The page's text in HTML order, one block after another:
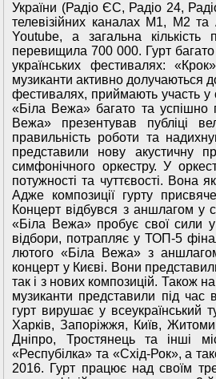
України (Радіо ЄС, Радіо 24,
телевізійних каналах М1, М2 та
Youtube, а загальна
перевищила 700 000. Гурт
українських фестивалях:
музиканти активно долучаються
фестивалях, приймають участь у
«Біла Вежа» багато та успішно
Вежа» презентував публіці
правильність роботи та
представили нову акустичну
симфонічного оркестру. У
потужності та чуттєвості. Вона
Адже композиції гурту
Концерт відбувся з аншлагом у
«Біла Вежа» пробує свої сили
відбори, потрапляє у ТОП-5
лютого «Біла Вежа» з
концерт у Києві. Вони
так і з нових композицій. Також
музиканти представили під час
гурт вирушає у всеукраїнський
Харків, Запоріжжя, Київ,
Дніпро, Тростянець та інші
«Респубілка» та «Схід-Рок», а
2016. Гурт працює над своїм